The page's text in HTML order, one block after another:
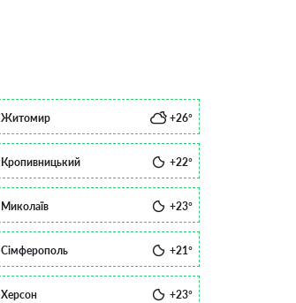
Житомир +26°
Кропивницький +22°
Миколаїв +23°
Сімферополь +21°
Херсон +23°